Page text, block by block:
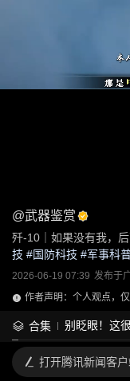
@武器鉴赏
歼-10｜如果没有我，
技 #国防科技 #军事科
2026-06-19 07:39 发布于
作者声明：个人观点，
合集 别眨眼！这
打开腾讯新闻客